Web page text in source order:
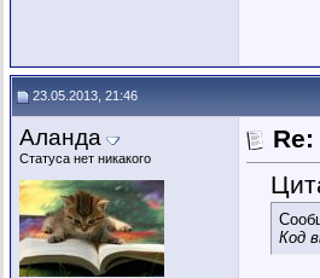
23.05.2013, 21:46
Аланда
Статуса нет никакого
Код